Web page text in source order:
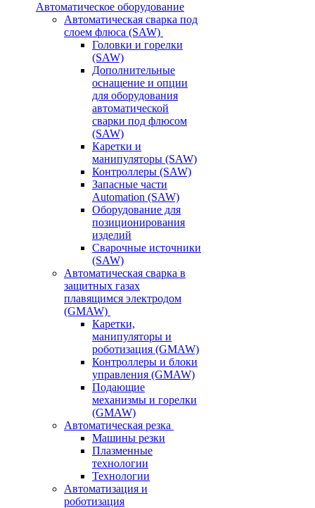
Автоматическое оборудование
Автоматическая сварка под
слоем флюса (SAW)
Головки и горелки
(SAW)
Дополнительные
оснащение и опции
для оборудования
автоматической
сварки под флюсом
(SAW)
Каретки и
манипуляторы (SAW)
Контроллеры (SAW)
Запасные части
Automation (SAW)
Оборудование для
позиционирования
изделий
Сварочные источники
(SAW)
Автоматическая сварка в
защитных газах
плавящимся электродом
(GMAW)
Каретки,
манипуляторы и
роботизация (GMAW)
Контроллеры и блоки
управления (GMAW)
Подающие
механизмы и горелки
(GMAW)
Автоматическая резка
Машины резки
Плазменные
технологии
Технологии
Автоматизация и
роботизация